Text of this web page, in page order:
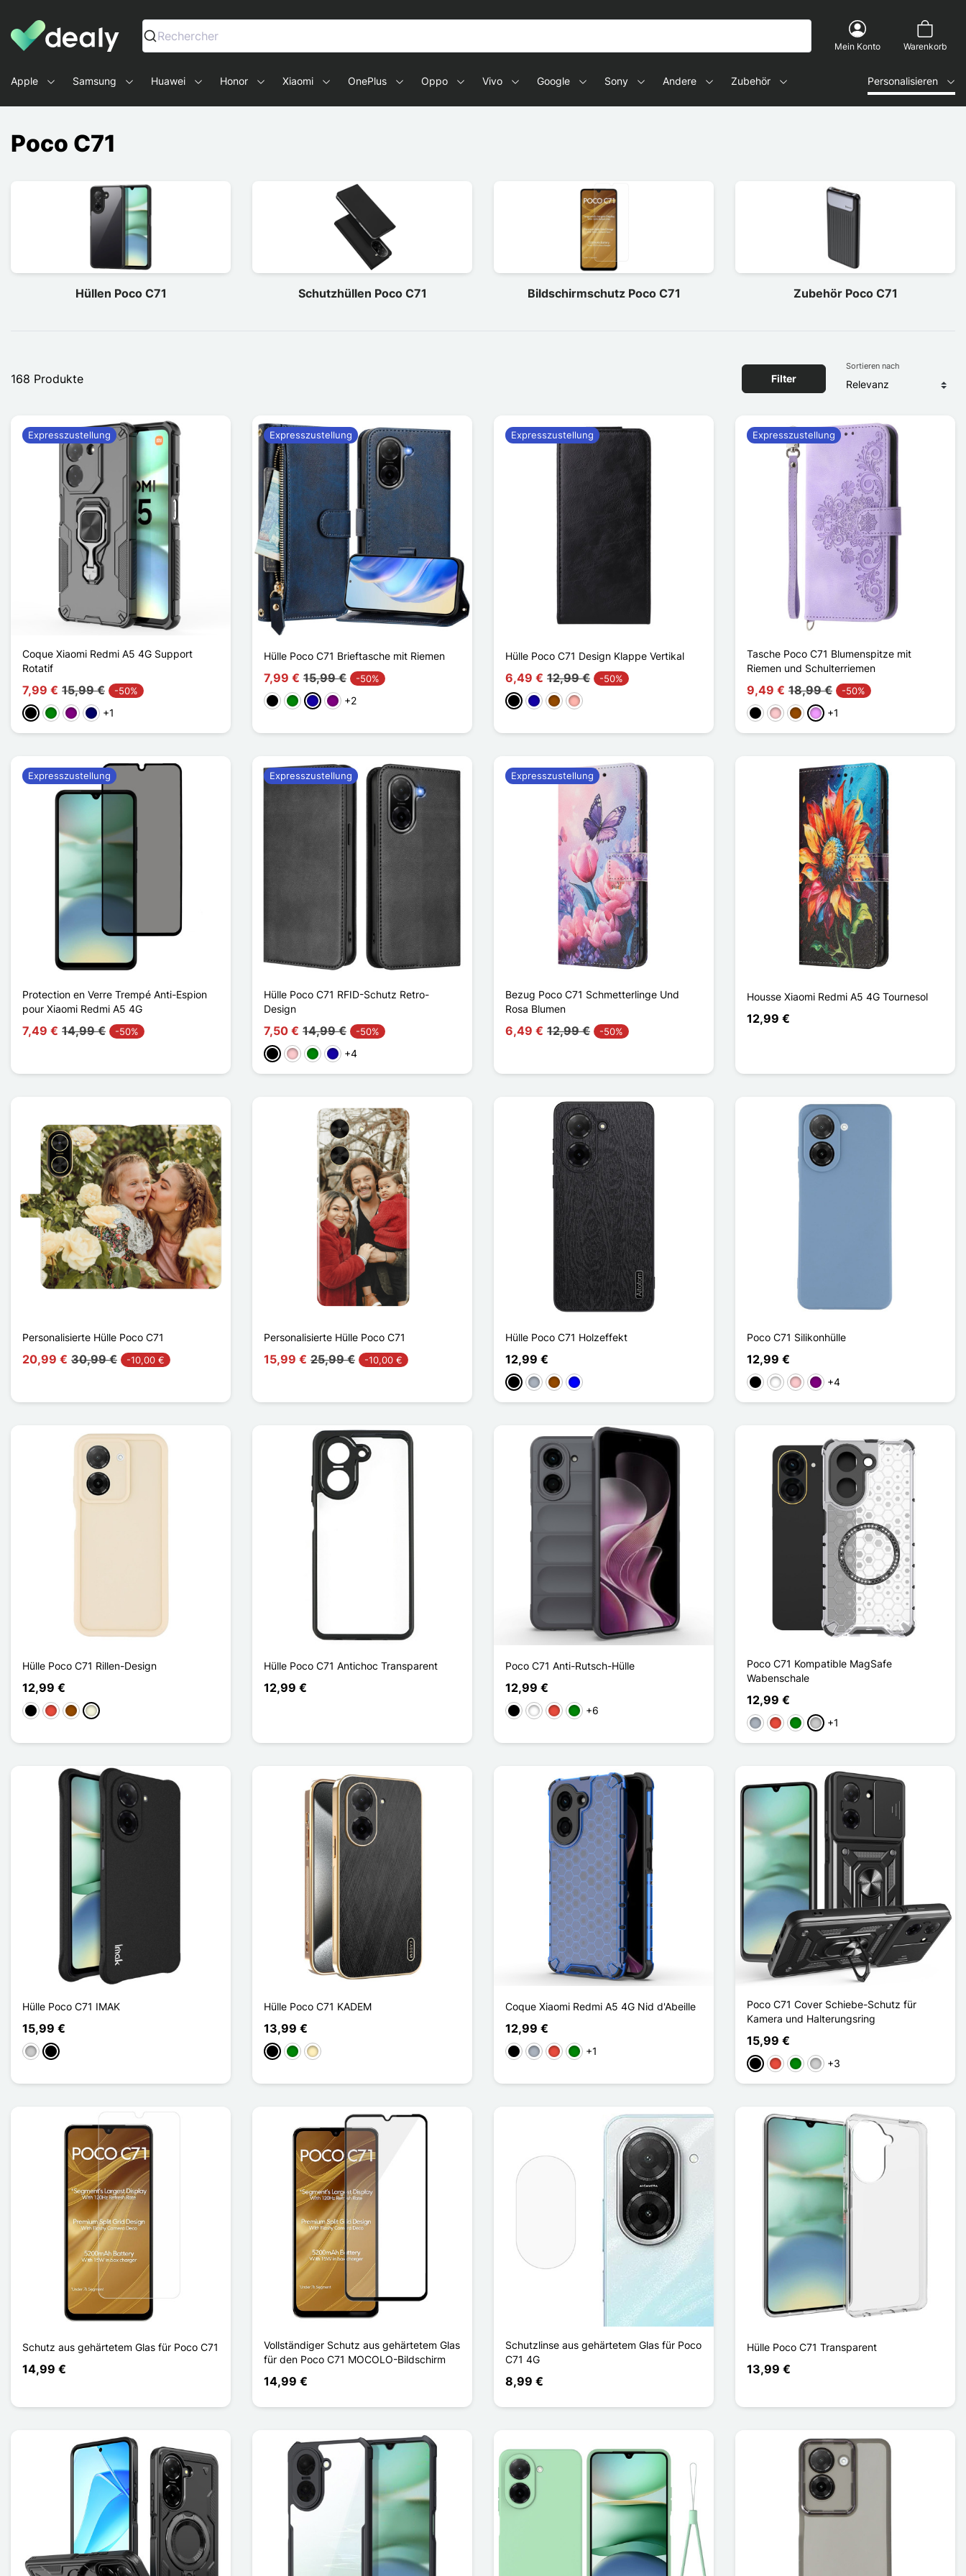
Dealy - Hüllen und Zubehör für Smartphones und Tablets
Rechercher
Mein Konto Warenkorb
Apple Samsung Huawei Honor Xiaomi OnePlus Oppo Vivo Google Sony Andere Zubehör Personalisieren
Poco C71
Hüllen Poco C71 Schutzhüllen Poco C71 Bildschirmschutz Poco C71 Zubehör Poco C71
168 Produkte Filter
Sortieren nach
Coque Xiaomi Redmi A5 4G Support
Rotatif
7,99 € 15,99 € -50%
Schwarz
GrünViolettMarineblau
+1
Expresszustellung
Hülle Poco C71 Brieftasche mit Riemen
7,99 € 15,99 € -50%
Schwarz
GrünDunkelblau
Violett
+2
Expresszustellung
Hülle Poco C71 Design Klappe Vertikal
6,49 € 12,99 € -50%
SchwarzDunkelblau
BraunRoségold
Expresszustellung
Tasche Poco C71 Blumenspitze mit
Riemen und Schulterriemen
9,49 € 18,99 € -50%
Schwarz
PinkBraunHellviolett
+1
Expresszustellung
Protection en Verre Trempé Anti-Espion
pour Xiaomi Redmi A5 4G
7,49 € 14,99 € -50%
Expresszustellung
Hülle Poco C71 RFID-Schutz Retro-
Design
7,50 € 14,99 € -50%
Schwarz
PinkGrünDunkelblau
+4
Expresszustellung
Bezug Poco C71 Schmetterlinge Und
Rosa Blumen
6,49 € 12,99 € -50%
Expresszustellung
Housse Xiaomi Redmi A5 4G Tournesol
12,99 €
Personalisierte Hülle Poco C71
20,99 € 30,99 € -10,00 €
Personalisierte Hülle Poco C71
15,99 € 25,99 € -10,00 €
Hülle Poco C71 Holzeffekt
12,99 €
Schwarz
GrauBraunBlau
Poco C71 Silikonhülle
12,99 €
Schwarz
WeißPinkViolett
+4
Hülle Poco C71 Rillen-Design
12,99 €
Schwarz
Rot BraunBeige
Hülle Poco C71 Antichoc Transparent
12,99 €
Poco C71 Anti-Rutsch-Hülle
12,99 €
Schwarz
WeißRot Grün+6
Poco C71 Kompatible MagSafe
Wabenschale
12,99 €
GrauRot GrünTransparent
+1
Hülle Poco C71 IMAK
15,99 €
Transparent
Noir Mat
Hülle Poco C71 KADEM
13,99 €
Schwarz
GrünGolden
Coque Xiaomi Redmi A5 4G Nid d'Abeille
12,99 €
Schwarz
GrauRot Grün+1
Poco C71 Cover Schiebe-Schutz für
Kamera und Halterungsring
15,99 €
Schwarz
Rot GrünSilber
+3
Schutz aus gehärtetem Glas für Poco C71
14,99 €
Vollständiger Schutz aus gehärtetem Glas
für den Poco C71 MOCOLO-Bildschirm
14,99 €
Schutzlinse aus gehärtetem Glas für Poco
C71 4G
8,99 €
Hülle Poco C71 Transparent
13,99 €